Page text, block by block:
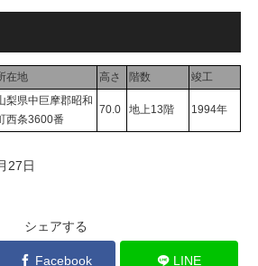
ビル建
商業地
テル温浴棟」2026年夏時点建
在地 高さ 階数 竣工
梨県中巨摩郡昭和
西条3600番
70.0 地上13階 1994年
27日
シェアする
Facebook LINE